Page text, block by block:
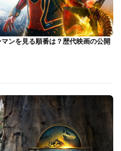
ンを見る順番は？歴代映画の公開